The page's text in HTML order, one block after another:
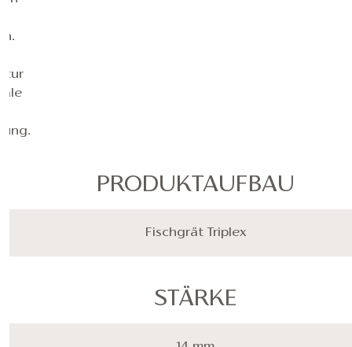
PRODUKTAUFBAU
Fischgrät Triplex
STÄRKE